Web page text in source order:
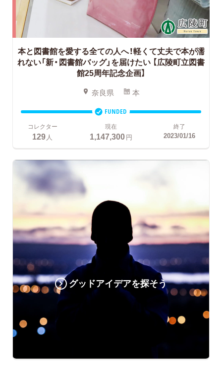
本と図書館を愛する全ての人へ！軽くて丈夫で本が濡
れない「新・図書館バッグ」を届けたい 【広陵町立図書
館25周年記念企画】
奈良県 本
FUNDED
コレクター
129 人
現在
1,147,300円
終了
2023/01/16
グッドアイデアを探そう